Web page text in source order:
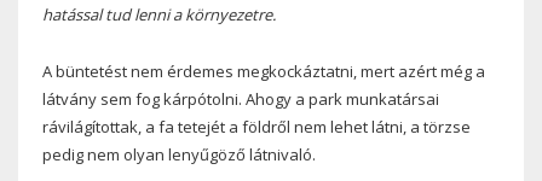
hatással tud lenni a környezetre.
A büntetést nem érdemes megkockáztatni, mert azért még a
látvány sem fog kárpótolni. Ahogy a park munkatársai
rávilágítottak, a fa tetejét a földről nem lehet látni, a törzse
pedig nem olyan lenyűgöző látnivaló.